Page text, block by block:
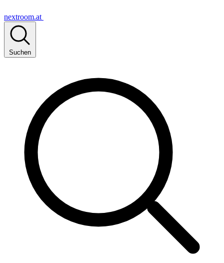
nextroom.at
Suchen